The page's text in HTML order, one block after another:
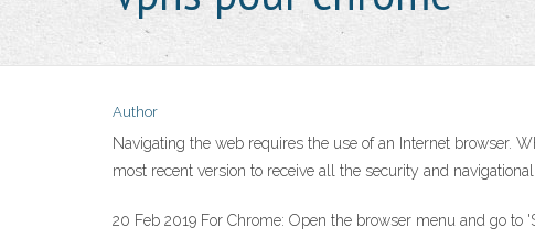
Author
Navigating the web requires the use of an Internet browser.
most recent version to receive all the security and navigational
20 Feb 2019 For Chrome: Open the browser menu and go